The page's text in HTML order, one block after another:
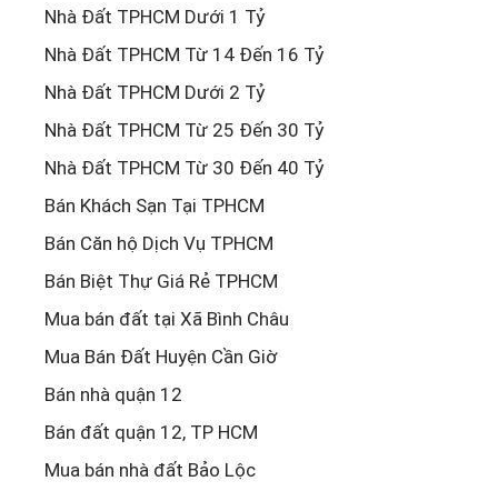
Nhà Đất TPHCM Dưới 1 Tỷ
Nhà Đất TPHCM Từ 14 Đến 16 Tỷ
Nhà Đất TPHCM Dưới 2 Tỷ
Nhà Đất TPHCM Từ 25 Đến 30 Tỷ
Nhà Đất TPHCM Từ 30 Đến 40 Tỷ
Bán Khách Sạn Tại TPHCM
Bán Căn hộ Dịch Vụ TPHCM
Bán Biệt Thự Giá Rẻ TPHCM
Mua bán đất tại Xã Bình Châu
Mua Bán Đất Huyện Cần Giờ
Bán nhà quận 12
Bán đất quận 12, TP HCM
Mua bán nhà đất Bảo Lộc